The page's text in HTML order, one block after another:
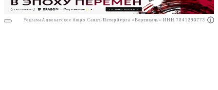
РекламаООО "Право.ру" ИНН: 7704835288
Реклама Адвокатское бюро Санкт-Петербурга «Вертикаль» ИНН 7841290773